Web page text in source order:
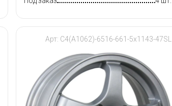
Арт: C4(A1062)-6516-661-5x1143-47SL